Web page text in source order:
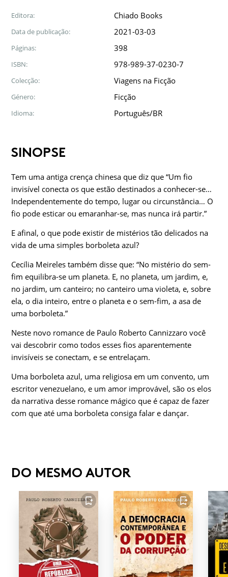
Editora: Chiado Books
Data de publicação: 2021-03-03
Páginas: 398
ISBN: 978-989-37-0230-7
Colecção: Viagens na Ficção
Género: Ficção
Idioma: Português/BR
SINOPSE
Tem uma antiga crença chinesa que diz que “Um fio
invisível conecta os que estão destinados a conhecer-se…
Independentemente do tempo, lugar ou circunstância… O
fio pode esticar ou emaranhar-se, mas nunca irá partir.”
E afinal, o que pode existir de mistérios tão delicados na
vida de uma simples borboleta azul?
Cecília Meireles também disse que: “No mistério do sem-
fim equilibra-se um planeta. E, no planeta, um jardim, e,
no jardim, um canteiro; no canteiro uma violeta, e, sobre
ela, o dia inteiro, entre o planeta e o sem-fim, a asa de
uma borboleta.”
Neste novo romance de Paulo Roberto Cannizzaro você
vai descobrir como todos esses fios aparentemente
invisíveis se conectam, e se entrelaçam.
Uma borboleta azul, uma religiosa em um convento, um
escritor venezuelano, e um amor improvável, são os elos
da narrativa desse romance mágico que é capaz de fazer
com que até uma borboleta consiga falar e dançar.
DO MESMO AUTOR
FAVORITO FAVORITO